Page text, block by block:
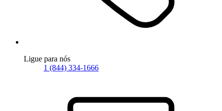
Ligue para nós
1 (844) 334-1666